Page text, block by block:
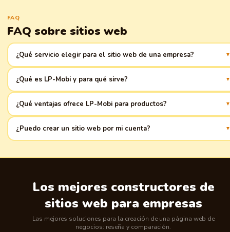
FAQ
FAQ sobre sitios web
¿Qué servicio elegir para el sitio web de una empresa?
¿Qué es LP-Mobi y para qué sirve?
productos. Énfasis en las ventas y resultados rápidos.
¿Qué ventajas ofrece LP-Mobi para productos?
de pago y servicios de entrega, análisis de conversiones.
¿Puedo crear un sitio web por mi cuenta?
permiten crear sitios web sin código ni habilidades especiales.
Los mejores constructores de
sitios web para empresas
Las mejores soluciones para la creación de una página web de
negocios: reseña y comparación.